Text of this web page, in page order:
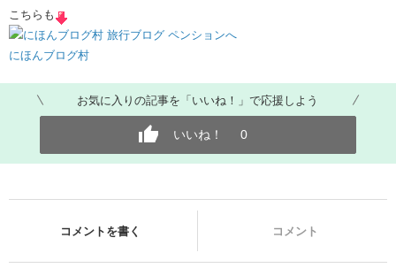
こちらも
にほんブログ村
お気に入りの記事を「いいね！」で応援しよう
いいね！ 0
コメントを書く コメント